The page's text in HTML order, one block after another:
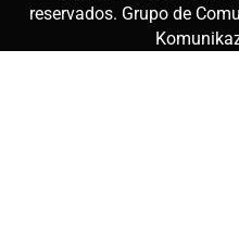
reservados. Grupo de